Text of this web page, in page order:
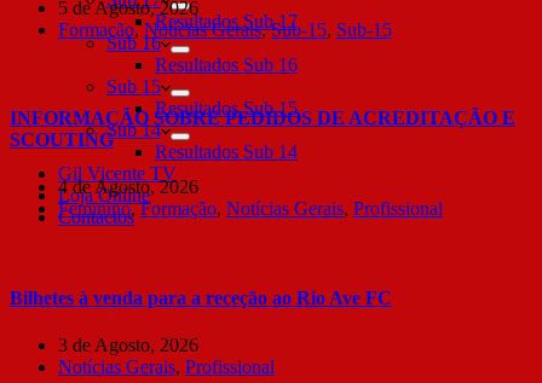
Resultados Sub 17
Sub 16
Resultados Sub 16
Sub 15
Resultados Sub 15
Sub 14
Resultados Sub 14
Gil Vicente TV
Loja Online
Contactos
5 de Agosto, 2026
Formação,Notícias Gerais,Sub-15, Sub-15
INFORMAÇÃO SOBRE PEDIDOS DE ACREDITAÇÃO E
SCOUTING
4 de Agosto, 2026
Feminino,Formação, Notícias Gerais, Profissional
Bilhetes à venda para a receção ao Rio Ave FC
3 de Agosto, 2026
Notícias Gerais, Profissional